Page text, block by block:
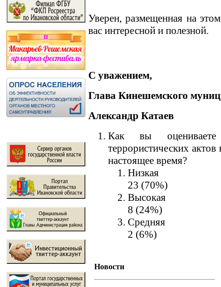
Уверен, размещенная на
вас интересной и полезной.
С уважением,
Глава Кинешемского
Александр Катаев
Как вы оцениваете
террористических
настоящее время?
Низкая
23 (70%)
Высокая
8 (24%)
Средняя
2 (6%)
Новости